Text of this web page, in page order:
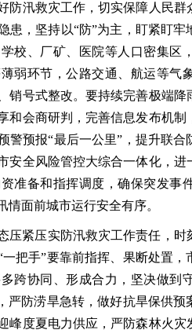
防汛救灾工作，切实保障人民群
患，坚持以“防”为主，盯紧盯
校、厂矿、医院等人口密集区
弱环节，公路交通、航运等气
销号式整改。要持续完善极端降
和会商研判，完善信息发布机制
警预报“最后一公里”，提升联
安全风险管控大综合一体化，进
准备和指挥调度，确保突发事
面前城市运行安全有序。
压紧压实防汛救灾工作责任，时
把手”要靠前指挥、果断处置
跨协同、形成合力，坚决做到
严防涝旱急转，做好抗旱保供
峰度夏电力供应，严防森林火灾